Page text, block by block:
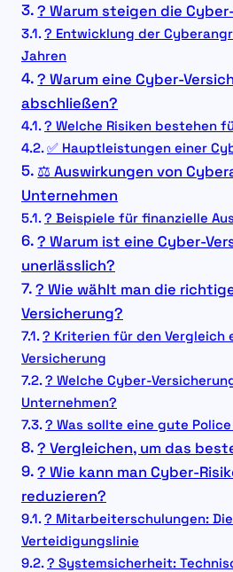
? Warum steigen die
? Entwicklung der
Jahren
?️ Warum eine Cyber-
abschließen?
? Welche Risiken bestehen
✅ Hauptleistungen einer
⚖️ Auswirkungen von
Unternehmen
? Beispiele für finanzielle
? Warum ist eine Cyber-
unerlässlich?
? Wie wählt man die
Versicherung?
? Kriterien für den Vergleich
Versicherung
? Welche Cyber-
Unternehmen?
? Was sollte eine gute
? Vergleichen, um das
? Wie kann man Cyber-
reduzieren?
? Mitarbeiterschulungen:
Verteidigungslinie
? Systemsicherheit: